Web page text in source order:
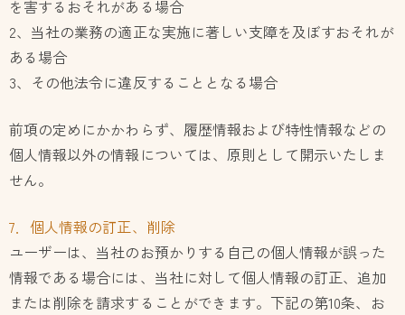
を害するおそれがある場合
2、当社の業務の適正な実施に著しい支障を及ぼすおそれが
ある場合
3、その他法令に違反することとなる場合
前項の定めにかかわらず、履歴情報および特性情報などの
個人情報以外の情報については、原則として開示いたしま
せん。
7．個人情報の訂正、削除
ユーザーは、当社のお預かりする自己の個人情報が誤った
情報である場合には、当社に対して個人情報の訂正、追加
または削除を請求することができます。下記の第10条、お